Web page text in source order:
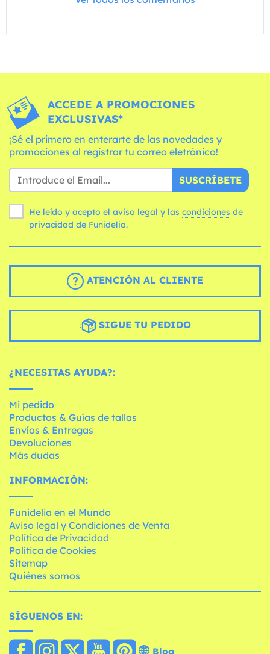
ACCEDE A PROMOCIONES
EXCLUSIVAS*
¡Sé el primero en enterarte de las novedades y
promociones al registrar tu correo eletrónico!
SUSCRÍBETE
He leído y acepto el aviso legal y las condiciones
privacidad de Funidelia.
ATENCIÓN AL CLIENTE
SIGUE TU PEDIDO
¿NECESITAS AYUDA?:
Mi pedido
Productos & Guías de tallas
Envíos & Entregas
Devoluciones
Más dudas
INFORMACIÓN:
Funidelia en el Mundo
Aviso legal y Condiciones de Venta
Política de Privacidad
Política de Cookies
Sitemap
Quiénes somos
SÍGUENOS EN:
Blog